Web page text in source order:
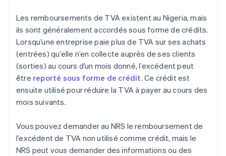
Les remboursements de TVA existent au Nigeria, mais
ils sont généralement accordés sous forme de crédits.
Lorsqu’une entreprise paie plus de TVA sur ses achats
(entrées) qu’elle n’en collecte auprès de ses clients
(sorties) au cours d’un mois donné, l’excédent peut
être reporté sous forme de crédit. Ce crédit est
ensuite utilisé pour réduire la TVA à payer au cours des
mois suivants.
Vous pouvez demander au NRS le remboursement de
l’excédent de TVA non utilisé comme crédit, mais le
NRS peut vous demander des informations ou des